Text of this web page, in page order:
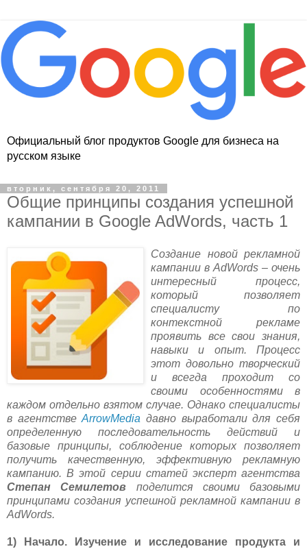
Официальный блог продуктов Google для бизнеса на
русском языке
вторник, сентября 20, 2011
Общие принципы создания успешной
кампании в Google AdWords, часть 1
Создание новой рекламной
кампании в AdWords – очень
интересный процесс,
который позволяет
специалисту по
контекстной рекламе
проявить все свои знания,
навыки и опыт. Процесс
этот довольно творческий
и всегда проходит со
своими особенностями в
каждом отдельно взятом случае. Однако специалисты
в агентствеArrowMedia давно выработали для себя
определенную последовательность действий и
базовые принципы, соблюдение которых позволяет
получить качественную, эффективную рекламную
кампанию. В этой серии статей эксперт агентства
Степан Семилетов поделится своими базовыми
принципами создания успешной рекламной кампании в
AdWords.
1) Начало. Изучение и исследование продукта и